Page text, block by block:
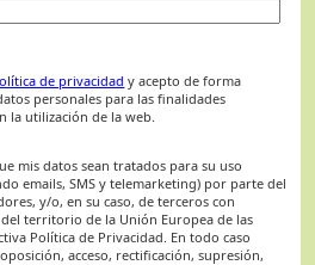
de privacidad y acepto de forma
personales para las finalidades
la utilización de la web.
mis datos sean tratados para su uso
emails, SMS y telemarketing) por parte del
y/o, en su caso, de terceros con
territorio de la Unión Europea de las
Política de Privacidad. En todo caso
acceso, rectificación, supresión,